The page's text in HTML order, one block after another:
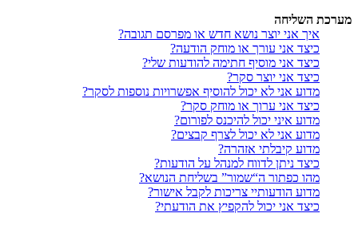
מערכת השליחה
איך אני יוצר נושא חדש או מפרסם תגובה?
כיצד אני עורך או מוחק הודעה?
כיצד אני מוסיף חתימה להודעות שלי?
כיצד אני יוצר סקר?
מדוע אני לא יכול להוסיף אפשרויות נוספות לסקר?
כיצד אני ערוך או מוחק סקר?
מדוע איני יכול להיכנס לפורום?
מדוע אני לא יכול לצרף קבצים?
מדוע קיבלתי אזהרה?
כיצד ניתן לדווח למנהל על הודעות?
מהו כפתור ה“שמור” בשליחת הנושא?
מדוע הודעותיי צריכות לקבל אישור?
כיצד אני יכול להקפיץ את הודעתי?